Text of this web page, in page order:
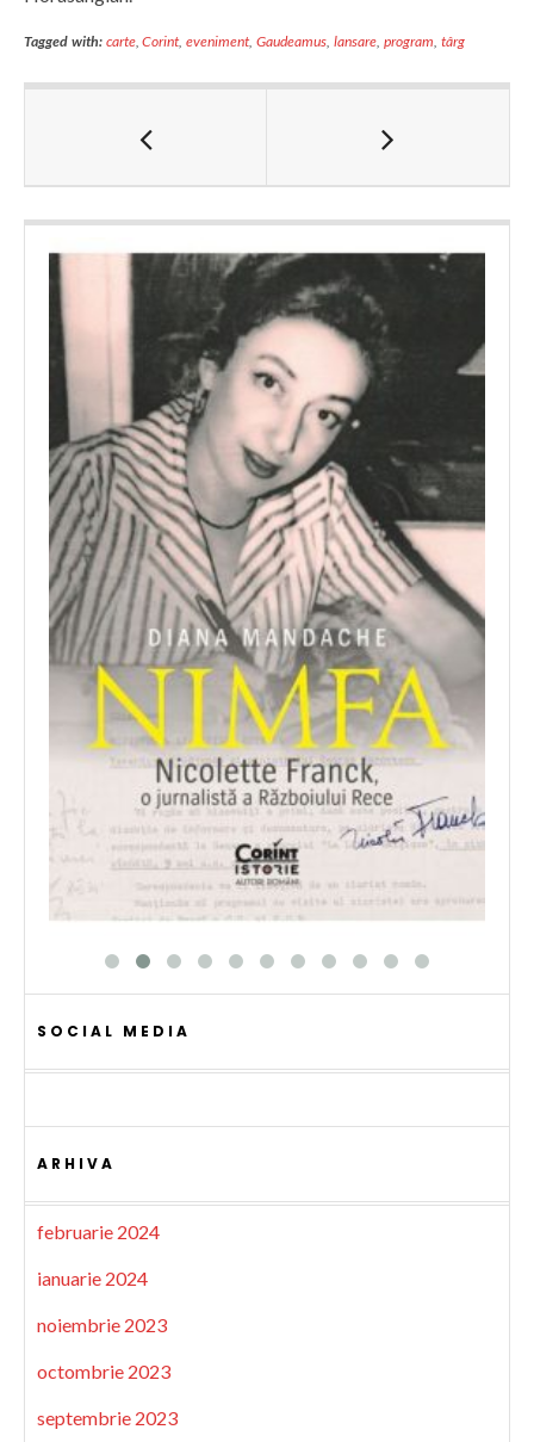
Tagged with: carte,Corint,eveniment,Gaudeamus, lansare, program, târg
SOCIAL MEDIA
ARHIVA
februarie 2024
ianuarie 2024
noiembrie 2023
octombrie 2023
septembrie 2023